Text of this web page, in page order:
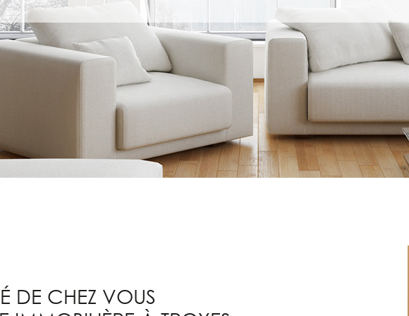
CRITÈRES
SUPPLÉMENTAIRES
Piscine
Parking
DE CHEZ VOUS